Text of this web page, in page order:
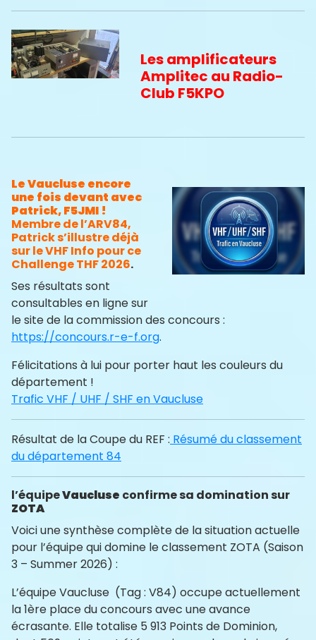
Les amplificateurs
Amplitec au Radio-
Club F5KPO
Le Vaucluse encore
une fois devant avec
Patrick, F5JMI !
Membre de l’ARV84,
Patrick s’illustre déjà
sur le VHF Info pour ce
Challenge THF 2026.
Ses résultats sont
consultables en ligne sur
le site de la commission des concours :
https://concours.r-e-f.org.
Félicitations à lui pour porter haut les couleurs du
département !
Trafic VHF / UHF / SHF en Vaucluse
Résultat de la Coupe du REF : Résumé du classement
du département 84
l’équipeVaucluse confirme sa domination sur
ZOTA
Voici une synthèse complète de la situation actuelle
pour l’équipe qui domine le classement ZOTA (Saison
3 – Summer 2026) :
L’équipe Vaucluse (Tag : V84) occupe actuellement
la 1ère place du concours avec une avance
écrasante. Elle totalise 5 913 Points de Dominion,